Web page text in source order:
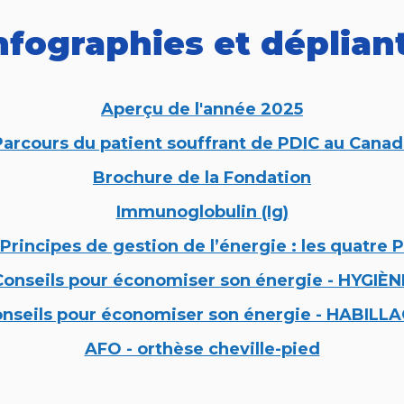
et
Aperçu de l'année 2025
du patient souffrant de PDIC au
Brochure de la Fondation
Immunoglobulin (Ig)
Principes de gestion de l’énergie : les quatre P
pour économiser son énergie -
pour économiser son énergie -
AFO - orthèse cheville-pied